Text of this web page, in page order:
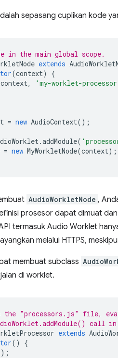
sepasang cuplikan kode
in the main global scope.
extends
(context)
{
context, 'my-worklet-
= new AudioContext();
.addModule(
= new MyWorkletNode(context);
AudioWorkletNode ,
prosesor dapat dimuat
termasuk Audio Worklet
melalui HTTPS,
membuat subclass
di worklet.
"processors.js" file,
call
extends
()
{